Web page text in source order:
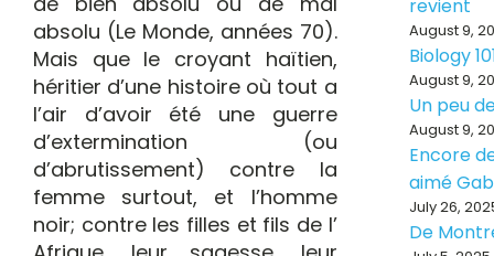
absolu (Le Monde, années 70).
Mais que le croyant haïtien,
héritier d’une histoire où tout a
l’air d’avoir été une guerre
d’extermination (ou
d’abrutissement) contre la
femme surtout, et l’homme
noir; contre les filles et fils de l’
revient
August 9,
Biology
August 9,
Un peu
August 9,
Encore
aimé
July 26,
De